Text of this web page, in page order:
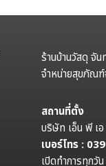
ร้านบ้านวัสดุ จั
จำหน่ายสุขภัณ
สถานที่ตั้ง
บริษัท เอ็น พี เ
เบอร์โทร :
เปิดทำการทุกวั